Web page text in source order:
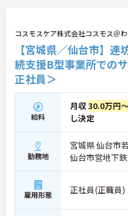
コスモスケア株式会社コスモス＠
【宮城県／仙台市】
続支援B型事業所での
正社員＞
給料
月収30.0万円
し決定
勤務地
宮城県 仙台市
仙台市営地下
雇用形態 正社員(正職員)